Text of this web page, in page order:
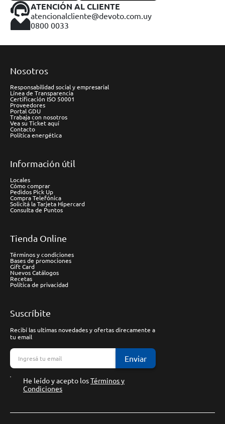
ATENCIÓN AL CLIENTE
atencionalcliente@devoto.com.uy
0800 0033
Nosotros
Responsabilidad social y empresarial
Línea de Transparencia
Certificación ISO 50001
Proveedores
Portal GDU
Trabaja con nosotros
Vea su Ticket aquí
Contacto
Política energética
Información útil
Locales
Cómo comprar
Pedidos Pick Up
Compra Telefónica
Solicitá la Tarjeta Hipercard
Consulta de Puntos
Tienda Online
Términos y condiciones
Bases de promociones
Gift Card
Nuevos Catálogos
Recetas
Política de privacidad
Suscríbite
Recibí las ultimas novedades y ofertas direcamente a
tu email
Enviar
He leído y acepto losTérminos y
Condiciones